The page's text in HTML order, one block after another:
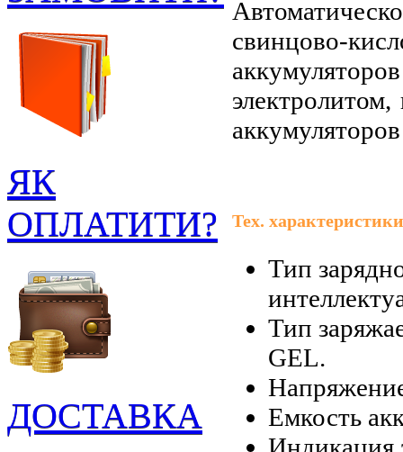
свинцово-
Тех.
Тип
Тип
GEL.
Емкость
ЯК
ОПЛАТИТИ?
ДОСТАВКА